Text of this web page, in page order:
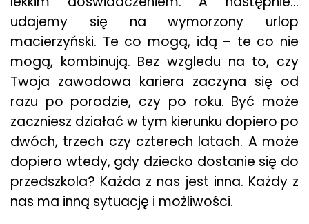
udajemy się na wymorzony urlop
macierzyński. Te co mogą, idą – te co nie
mogą, kombinują. Bez wzgledu na to, czy
Twoja zawodowa kariera zaczyna się od
razu po porodzie, czy po roku. Być może
zaczniesz działać w tym kierunku dopiero po
dwóch, trzech czy czterech latach. A może
dopiero wtedy, gdy dziecko dostanie się do
przedszkola? Każda z nas jest inna. Każdy z
nas ma inną sytuację i możliwości.